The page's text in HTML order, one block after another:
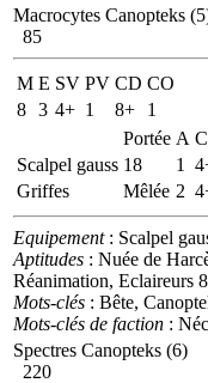
Macrocytes Canopteks
85
M E SV PV CD CO
8 3 4+ 1 8+
1
Portée A
Scalpel gauss 18 1
Griffes
Mêlée 2
Equipement: Scalpel
Aptitudes : Nuée de
Réanimation, Eclaireurs
Mots-clés : Bête,
Mots-clés de faction :
Spectres Canopteks (6)
220